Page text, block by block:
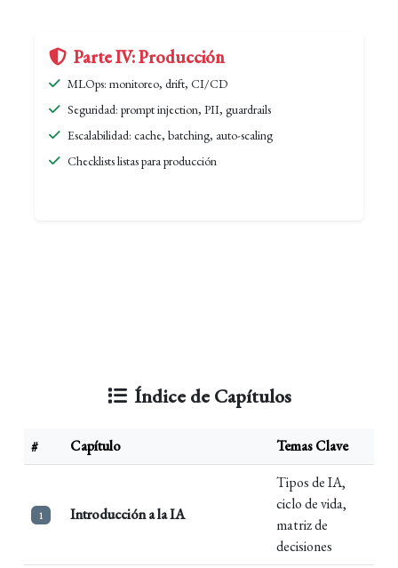
Parte IV: Producción
MLOps: monitoreo, drift, CI/CD
Seguridad: prompt injection, PII, guardrails
Escalabilidad: cache, batching, auto-scaling
Checklists listas para producción
Índice de Capítulos
# Capítulo Temas Clave
1 Introducción a la IA
Tipos de IA,
ciclo de vida,
matriz de
decisiones